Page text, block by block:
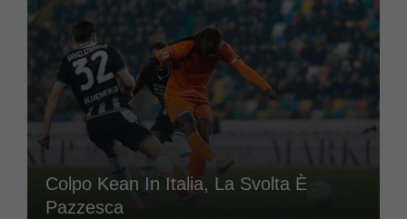
Colpo Kean In Italia, La Svolta È
Pazzesca